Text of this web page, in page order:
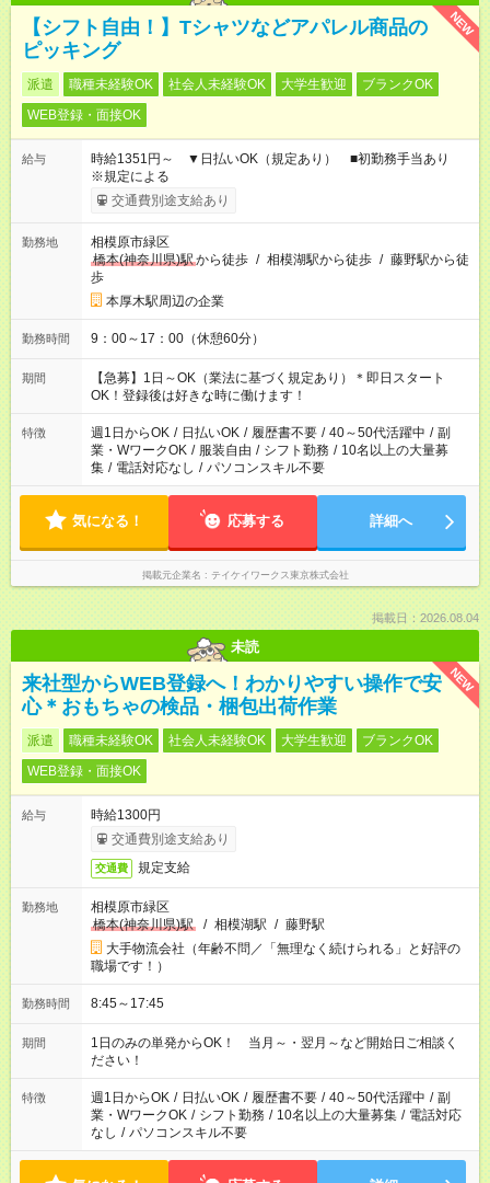
NEW
【シフト自由！】Tシャツなどアパレル商品の
ピッキング
派遣 職種未経験OK 社会人未経験OK 大学生歓迎
ブランクOK
WEB登録・面接OK
給与
時給1351円～ ▼日払いOK（規定あり） ■初勤務手当あり
※規定による
交通費別途支給あり
勤務地
相模原市緑区
橋本(神奈川県)駅から徒歩 / 相模湖駅から徒歩 / 藤野駅から徒
歩
本厚木駅周辺の企業
勤務時間 9：00～17：00（休憩60分）
期間
【急募】1日～OK（業法に基づく規定あり）＊即日スタート
OK！登録後は好きな時に働けます！
特徴 週1日からOK / 日払いOK / 履歴書不要 / 40～50代活躍中 / 副
業・WワークOK / 服装自由 / シフト勤務 / 10名以上の大量募
集 / 電話対応なし / パソコンスキル不要
気になる！ 応募する 詳細へ
掲載元企業名 テイケイワークス東京株式会社
掲載日：2026.08.04
未読
NEW
来社型からWEB登録へ！わかりやすい操作で安
心＊おもちゃの検品・梱包出荷作業
派遣 職種未経験OK 社会人未経験OK 大学生歓迎
ブランクOK
WEB登録・面接OK
給与
時給1300円
交通費別途支給あり
交通費 規定支給
勤務地
相模原市緑区
橋本(神奈川県)駅
/ 相模湖駅 / 藤野駅
大手物流会社（年齢不問／「無理なく続けられる」と好評の
職場です！）
勤務時間 8:45～17:45
期間
1日のみの単発からOK！ 当月～・翌月～など開始日ご相談く
ださい！
特徴 週1日からOK / 日払いOK / 履歴書不要 / 40～50代活躍中 / 副
業・WワークOK / シフト勤務 / 10名以上の大量募集 / 電話対応
なし / パソコンスキル不要